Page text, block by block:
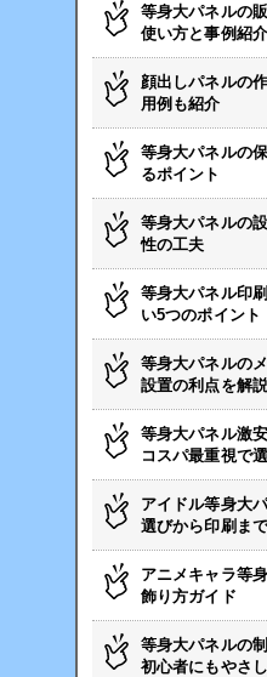
等身大パネルの
使い方と事例紹介
顔出しパネルの
用例も紹介
等身大パネルの
るポイント
等身大パネルの
性の工夫
等身大パネル印
い5つのポイント
等身大パネルの
設置の利点を解説
等身大パネル激
コスパ最重視で
アイドル等身大
選びから印刷まで
アニメキャラ等
飾り方ガイド
等身大パネルの
初心者にもやさ